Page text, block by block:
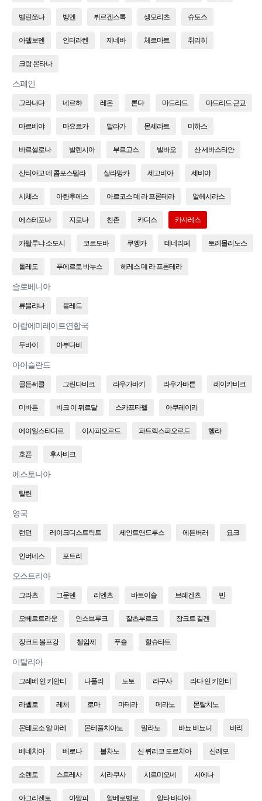
벨린쪼나 벵엔 뷔르겐스톡 생모리츠 슈토스
아델보덴 인터라켄 제네바 체르마트 취리히
크랑 몬타나
스페인
그라나다 네르하 레온 론다 마드리드 마드리드 근교
마르베야 마요르카 말라가 몬세라트 미하스
바르셀로나 발렌시아 부르고스 빌바오 산 세바스티안
산티아고 데 콤포스텔라 살라망카 세고비아 세비야
시체스 아란후에스 아르코스 데 라 프론테라 알헤시라스
에스테포나 지로나 친촌 카디스 카사레스
카탈루냐 소도시 코르도바 쿠엥카 테네리페 토레몰리노스
톨레도 푸에르토 바누스 헤레스 데 라 프론테라
슬로베니아
류블랴나 블레드
아랍에미레이트연합국
두바이 아부다비
아이슬란드
골든써클 그린다비크 라우가바키 라우가바튼 레이캬비크
미바튼 비크 이 뮈르달 스카프타펠 아쿠레이리
에이일스타디르 이사피오르드 파트렉스피오르드 헬라
호픈 후사비크
에스토니아
탈린
영국
런던 레이크디스트릭트 세인트앤드루스 에든버러 요크
인버네스 포트리
오스트리아
그라츠 그문덴 리엔츠 바트이슐 브레겐츠 빈
오베르트라운 인스브루크 잘츠부르크 장크트 길겐
장크트 볼프강 첼암제 푸슐 할슈타트
이탈리아
그레베 인 키안티 나폴리 노토 라구사 라다 인 키안티
라벨로 레체 로마 마테라 메라노 몬탈치노
몬테로소 알 마레 몬테풀치아노 밀라노 바뇨 비뇨니 바리
베네치아 베로나 볼차노 산 퀴리코 도르치아 산레모
소렌토 스트레사 시라쿠사 시르미오네 시에나
아그리젠토 아말피 알베로벨로 알타 바디아